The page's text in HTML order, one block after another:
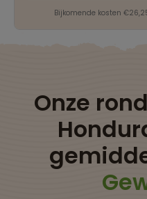
Bijkomende kosten
Onze